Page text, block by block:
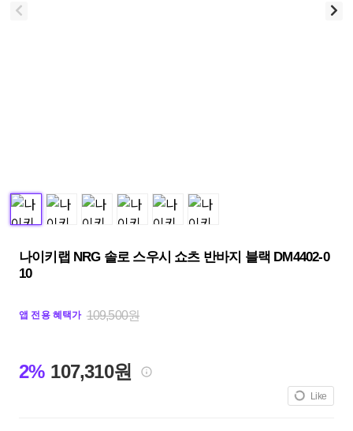
나이키랩 NRG 솔로 스우시 쇼츠 반바지 블랙 DM4402-0
10
앱 전용 혜택가 109,500원
2% 107,310원
Like